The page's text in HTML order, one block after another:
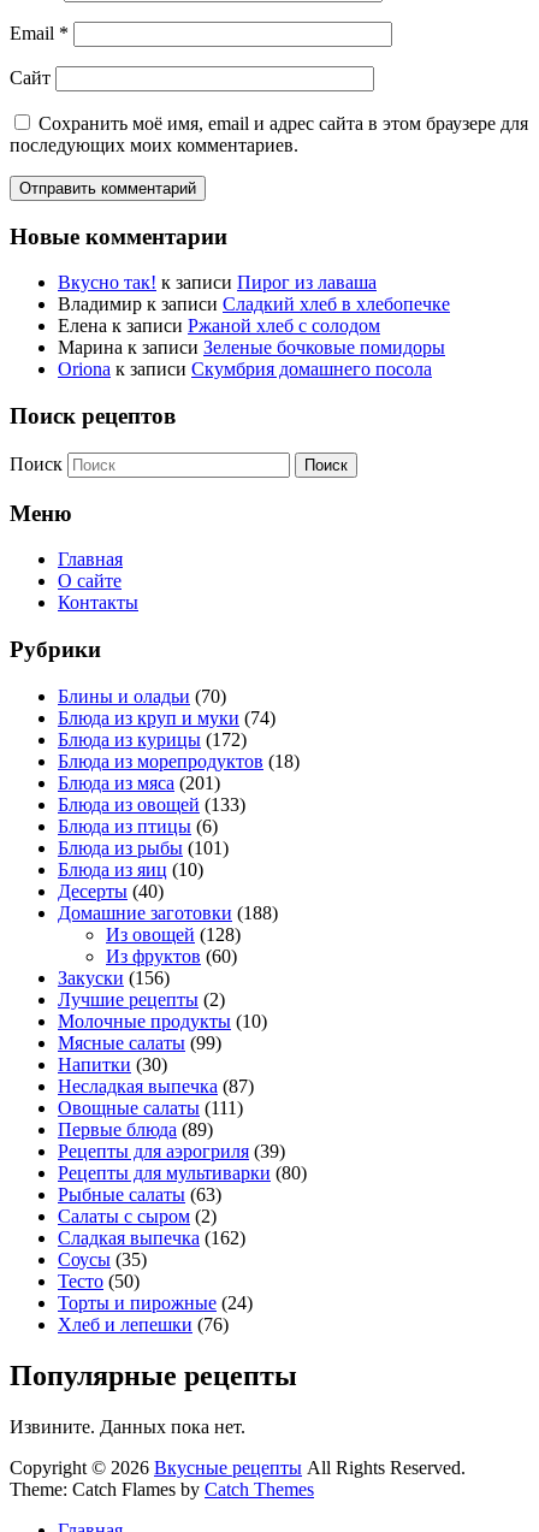
Email *
Сайт
Сохранить моё имя, email и адрес сайта в этом браузере для
последующих моих комментариев.
Новые комментарии
Вкусно так! к записи Пирог из лаваша
Владимир к записи Сладкий хлеб в хлебопечке
Елена к записи Ржаной хлеб с солодом
Марина к записи Зеленые бочковые помидоры
Oriona к записи Скумбрия домашнего посола
Поиск рецептов
Поиск
Меню
Главная
О сайте
Контакты
Рубрики
Блины и оладьи (70)
Блюда из круп и муки (74)
Блюда из курицы (172)
Блюда из морепродуктов (18)
Блюда из мяса (201)
Блюда из овощей (133)
Блюда из птицы (6)
Блюда из рыбы (101)
Блюда из яиц (10)
Десерты (40)
Домашние заготовки (188)
Из овощей (128)
Из фруктов (60)
Закуски (156)
Лучшие рецепты (2)
Молочные продукты (10)
Мясные салаты (99)
Напитки (30)
Несладкая выпечка (87)
Овощные салаты (111)
Первые блюда (89)
Рецепты для аэрогриля (39)
Рецепты для мультиварки (80)
Рыбные салаты (63)
Салаты с сыром (2)
Сладкая выпечка (162)
Соусы (35)
Тесто (50)
Торты и пирожные (24)
Хлеб и лепешки (76)
Популярные рецепты
Извините. Данных пока нет.
Copyright © 2026 Вкусные рецепты All Rights Reserved.
Theme: Catch Flames by Catch Themes